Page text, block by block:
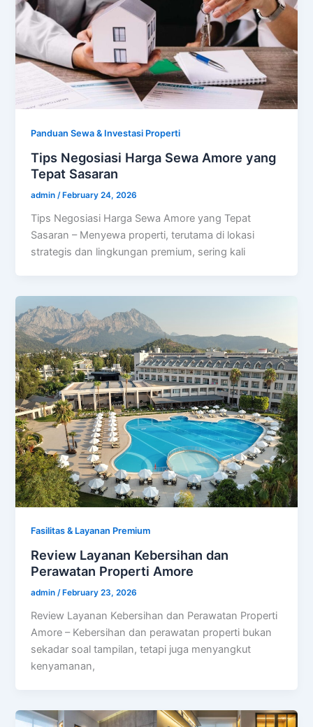
Panduan Sewa & Investasi Properti
Tips Negosiasi Harga Sewa Amore yang
Tepat Sasaran
admin/February 24, 2026
Tips Negosiasi Harga Sewa Amore yang Tepat
Sasaran – Menyewa properti, terutama di lokasi
strategis dan lingkungan premium, sering kali
Fasilitas & Layanan Premium
Review Layanan Kebersihan dan
Perawatan Properti Amore
admin/ February 23, 2026
Review Layanan Kebersihan dan Perawatan Properti
Amore – Kebersihan dan perawatan properti bukan
sekadar soal tampilan, tetapi juga menyangkut
kenyamanan,